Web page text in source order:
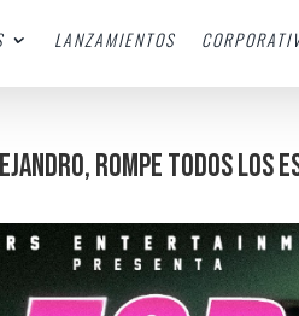
LANZAMIENTOS
ROMPE TODOS LOS